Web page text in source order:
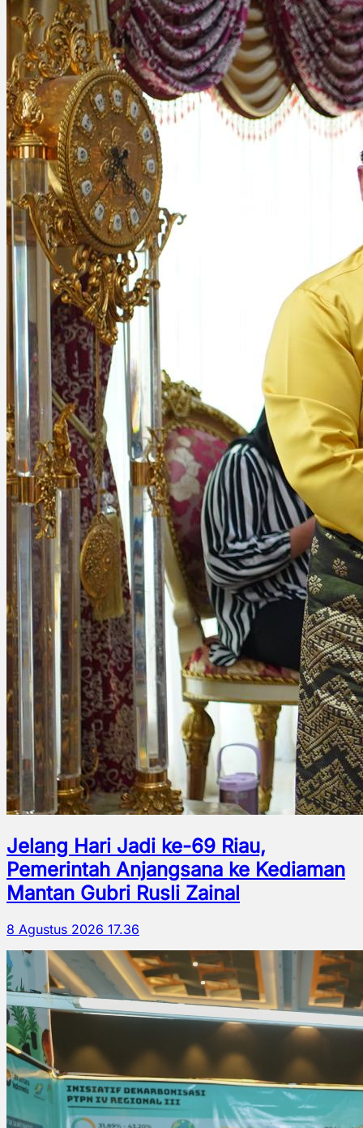
Jelang Hari Jadi ke-69 Riau,
Pemerintah Anjangsana ke Kediaman
Mantan Gubri Rusli Zainal
8 Agustus 2026 17.36